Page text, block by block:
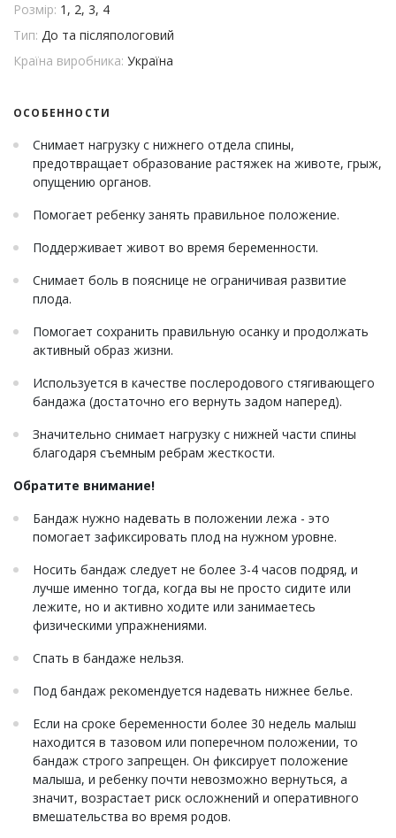
Розмір: 1, 2, 3, 4
Тип: До та післяпологовий
Країна виробника: Україна
ОСОБЕННОСТИ
Снимает нагрузку с нижнего отдела спины,
предотвращает образование растяжек на животе, грыж,
опущению органов.
Помогает ребенку занять правильное положение.
Поддерживает живот во время беременности.
Снимает боль в пояснице не ограничивая развитие
плода.
Помогает сохранить правильную осанку и продолжать
активный образ жизни.
Используется в качестве послеродового стягивающего
бандажа (достаточно его вернуть задом наперед).
Значительно снимает нагрузку с нижней части спины
благодаря съемным ребрам жесткости.
Обратите внимание!
Бандаж нужно надевать в положении лежа - это
помогает зафиксировать плод на нужном уровне.
Носить бандаж следует не более 3-4 часов подряд, и
лучше именно тогда, когда вы не просто сидите или
лежите, но и активно ходите или занимаетесь
физическими упражнениями.
Спать в бандаже нельзя.
Под бандаж рекомендуется надевать нижнее белье.
Если на сроке беременности более 30 недель малыш
находится в тазовом или поперечном положении, то
бандаж строго запрещен. Он фиксирует положение
малыша, и ребенку почти невозможно вернуться, а
значит, возрастает риск осложнений и оперативного
вмешательства во время родов.